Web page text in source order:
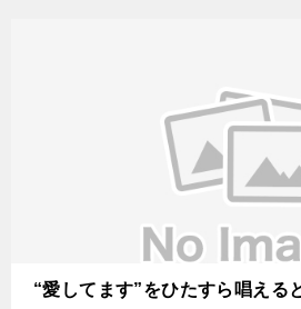
“愛してます”をひたすら唱える